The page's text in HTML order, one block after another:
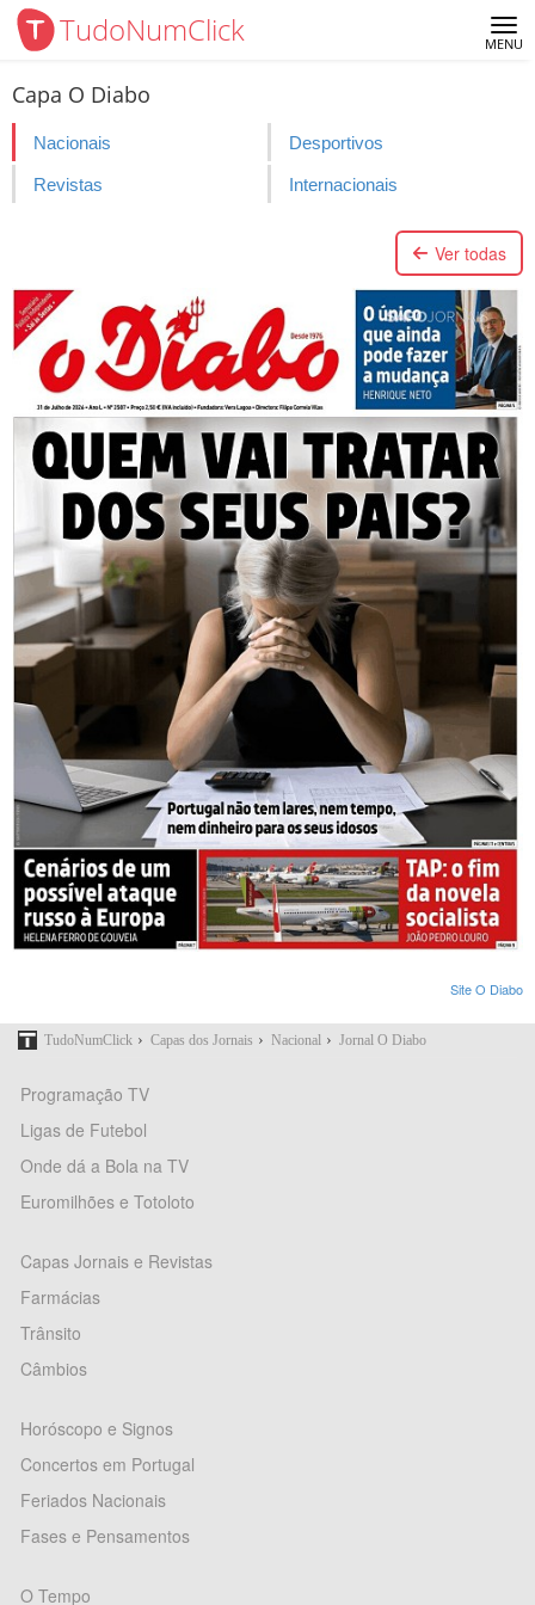
TudoNumClick MENU
Capa O Diabo
Nacionais Desportivos
Revistas Internacionais
Ver todas
Site O Diabo
TudoNumClick › Capas dos Jornais › Nacional › Jornal O Diabo
Programação TV
Ligas de Futebol
Onde dá a Bola na TV
Euromilhões e Totoloto
Capas Jornais e Revistas
Farmácias
Trânsito
Câmbios
Horóscopo e Signos
Concertos em Portugal
Feriados Nacionais
Fases e Pensamentos
O Tempo